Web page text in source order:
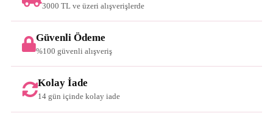
3000 TL ve üzeri alışverişlerde
Güvenli Ödeme
%100 güvenli alışveriş
Kolay İade
14 gün içinde kolay iade